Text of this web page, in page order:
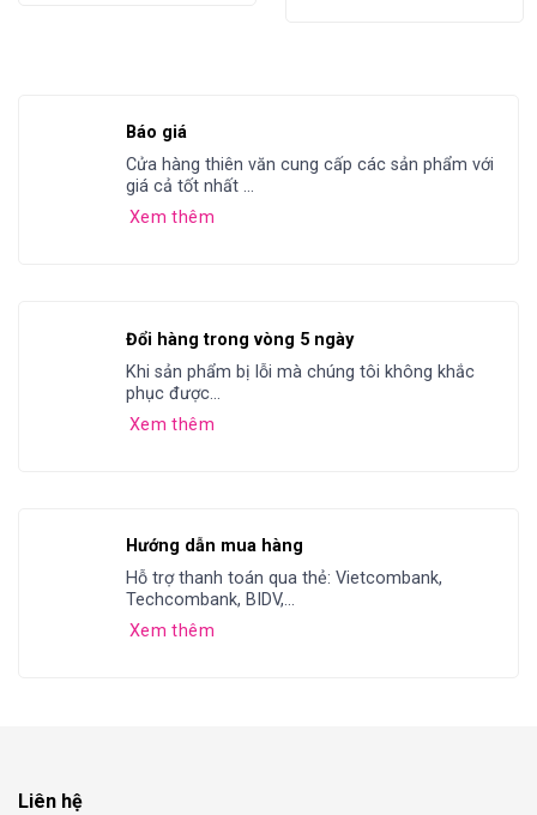
Báo giá
Cửa hàng thiên văn cung cấp các sản phẩm với
giá cả tốt nhất ...
Xem thêm
Đổi hàng trong vòng 5 ngày
Khi sản phẩm bị lỗi mà chúng tôi không khắc
phục được...
Xem thêm
Hướng dẫn mua hàng
Hỗ trợ thanh toán qua thẻ: Vietcombank,
Techcombank, BIDV,...
Xem thêm
Liên hệ